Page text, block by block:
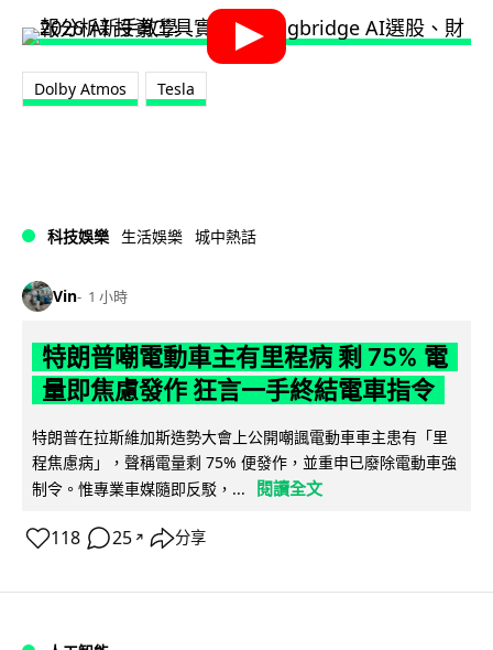
Dolby Atmos Tesla
科技娛樂 生活娛樂 城中熱話
Vin 1 小時
特朗普嘲電動車主有里程病 剩 75% 電
量即焦慮發作 狂言一手終結電車指令
特朗普在拉斯維加斯造勢大會上公開嘲諷電動車車主患有「里
程焦慮病」，聲稱電量剩 75% 便發作，並重申已廢除電動車強
制令。惟專業車媒隨即反駁，...
閱讀全文
118 25 ↗ 分享